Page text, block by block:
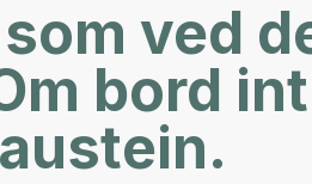
ved
bord